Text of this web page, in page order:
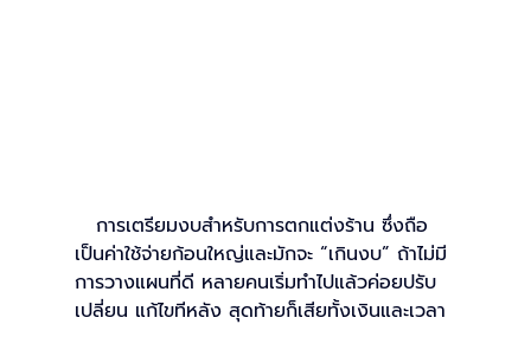
เป็นค่าใช้จ่ายก้อนใหญ่และมักจะ “เกินงบ” ถ้าไม่มี
การวางแผนที่ดี หลายคนเริ่มทำไปแล้วค่อยปรับ
เปลี่ยน แก้ไขทีหลัง สุดท้ายก็เสียทั้งเงินและเวลา